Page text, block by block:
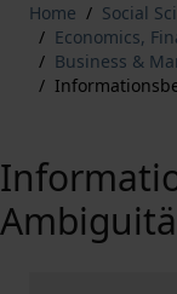
Home / Social
/ Economics,
/ Business &
/